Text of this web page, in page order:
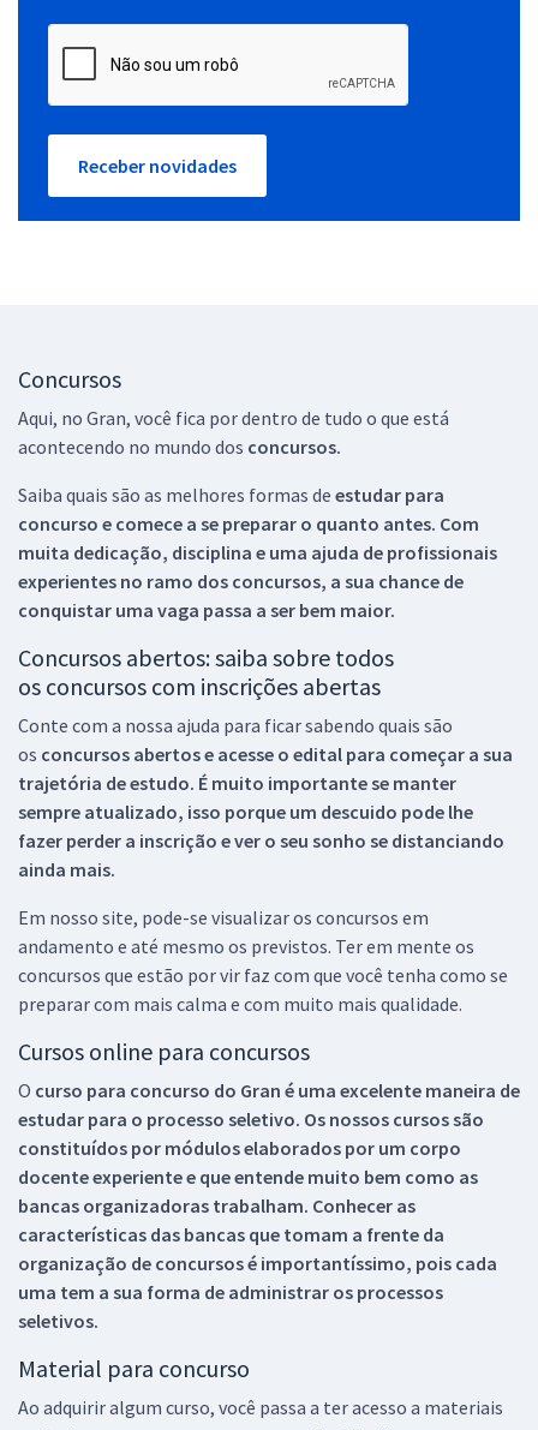
Receber novidades
Concursos
Aqui, no Gran, você fica por dentro de tudo o que está
acontecendo no mundo dos concursos.
Saiba quais são as melhores formas de estudar para
concurso e comece a se preparar o quanto antes. Com
muita dedicação, disciplina e uma ajuda de profissionais
experientes no ramo dos concursos, a sua chance de
conquistar uma vaga passa a ser bem maior.
Concursos abertos: saiba sobre todos
os concursos com inscrições abertas
Conte com a nossa ajuda para ficar sabendo quais são
os concursos abertos e acesse o edital para começar a sua
trajetória de estudo. É muito importante se manter
sempre atualizado, isso porque um descuido pode lhe
fazer perder a inscrição e ver o seu sonho se distanciando
ainda mais.
Em nosso site, pode-se visualizar os concursos em
andamento e até mesmo os previstos. Ter em mente os
concursos que estão por vir faz com que você tenha como se
preparar com mais calma e com muito mais qualidade.
Cursos online para concursos
O curso para concurso do Gran é uma excelente maneira de
estudar para o processo seletivo. Os nossos cursos são
constituídos por módulos elaborados por um corpo
docente experiente e que entende muito bem como as
bancas organizadoras trabalham. Conhecer as
características das bancas que tomam a frente da
organização de concursos é importantíssimo, pois cada
uma tem a sua forma de administrar os processos
seletivos.
Material para concurso
Ao adquirir algum curso, você passa a ter acesso a materiais